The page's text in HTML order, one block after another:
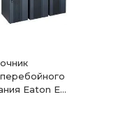
Eaton E